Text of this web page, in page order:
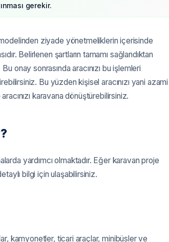
gerekir.
ziyade yönetmeliklerin içerisinde
Belirlenen şartların tamamı sağlandıktan
onay sonrasında aracınızı bu işlemleri
Bu yüzden kişisel aracınızı yani azami
aracınızı karavana dönüştürebilirsiniz.
yardımcı olmaktadır. Eğer karavan proje
bilgi için ulaşabilirsiniz.
kamyonetler, ticari araçlar, minibüsler ve